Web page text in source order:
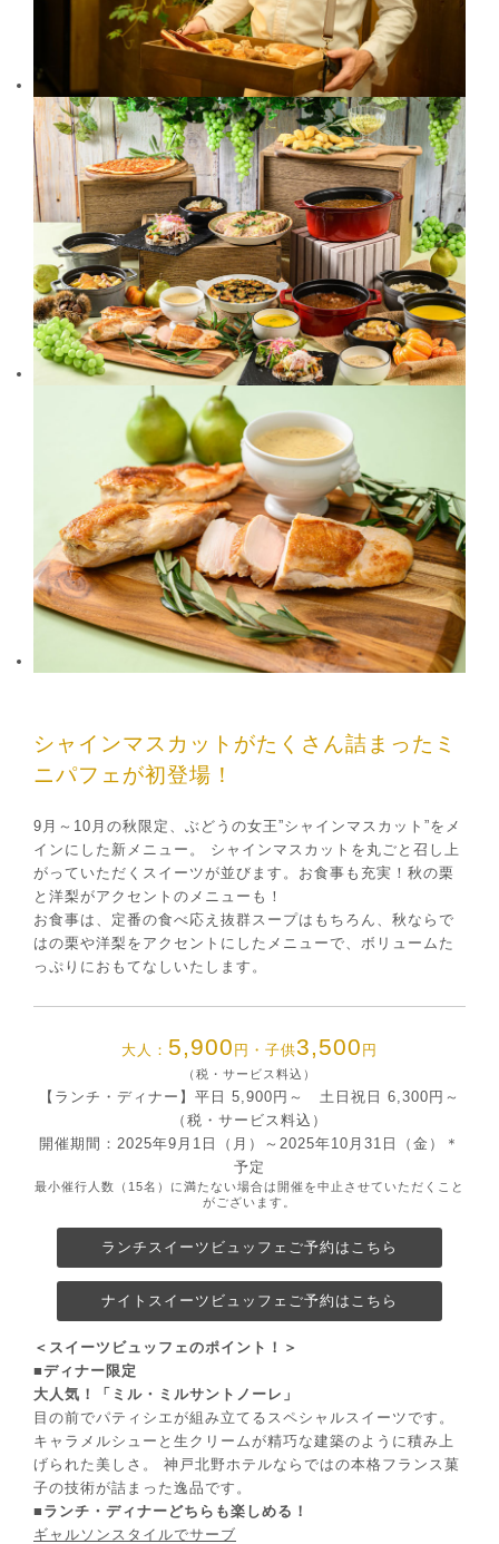
シャインマスカットがたくさん詰まったミ
ニパフェが初登場！
9月～10月の秋限定、ぶどうの女王”シャインマスカット”をメ
インにした新メニュー。 シャインマスカットを丸ごと召し上
がっていただくスイーツが並びます。お食事も充実！秋の栗
と洋梨がアクセントのメニューも！
お食事は、定番の食べ応え抜群スープはもちろん、秋ならで
はの栗や洋梨をアクセントにしたメニューで、ボリュームた
っぷりにおもてなしいたします。
大人： 5,900 円・子供3,500 円
（税・サービス料込）
【ランチ・ディナー】平⽇ 5,900円～ ⼟⽇祝⽇ 6,300円～
（税・サービス料込）
開催期間：2025年9月1日（月）～2025年10月31日（金）＊
予定
最小催行人数（15名）に満たない場合は開催を中止させていただくこと
がございます。
ランチスイーツビュッフェご予約はこちら
ナイトスイーツビュッフェご予約はこちら
＜スイーツビュッフェのポイント！＞
■ディナー限定
大人気！「ミル・ミルサントノーレ」
目の前でパティシエが組み立てるスペシャルスイーツです。
キャラメルシューと生クリームが精巧な建築のように積み上
げられた美しさ。 神戸北野ホテルならではの本格フランス菓
子の技術が詰まった逸品です。
■ ランチ・ディナーどちらも楽しめる！
ギャルソンスタイルでサーブ